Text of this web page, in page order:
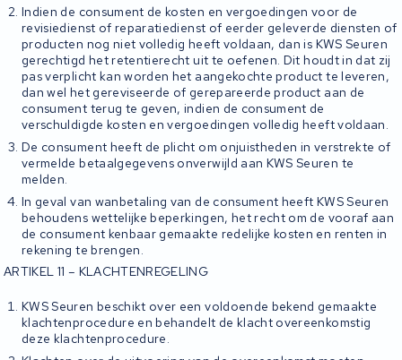
Indien de consument de kosten en vergoedingen voor de
revisiedienst of reparatiedienst of eerder geleverde diensten of
producten nog niet volledig heeft voldaan, dan is KWS Seuren
gerechtigd het retentierecht uit te oefenen. Dit houdt in dat zij
pas verplicht kan worden het aangekochte product te leveren,
dan wel het gereviseerde of gerepareerde product aan de
consument terug te geven, indien de consument de
verschuldigde kosten en vergoedingen volledig heeft voldaan.
De consument heeft de plicht om onjuistheden in verstrekte of
vermelde betaalgegevens onverwijld aan KWS Seuren te
melden.
In geval van wanbetaling van de consument heeft KWS Seuren
behoudens wettelijke beperkingen, het recht om de vooraf aan
de consument kenbaar gemaakte redelijke kosten en renten in
rekening te brengen.
ARTIKEL 11 – KLACHTENREGELING
KWS Seuren beschikt over een voldoende bekend gemaakte
klachtenprocedure en behandelt de klacht overeenkomstig
deze klachtenprocedure.